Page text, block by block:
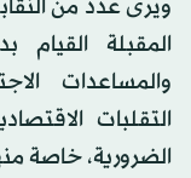
ويرى عدد من
المقبلة القيام
والمساعدات
التقلبات
الضرورية، خاصة